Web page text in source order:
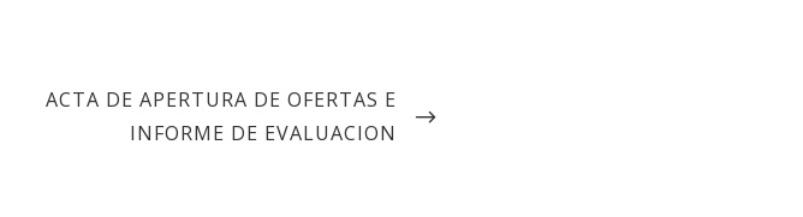
ACTA DE APERTURA DE OFERTAS E
INFORME DE EVALUACION